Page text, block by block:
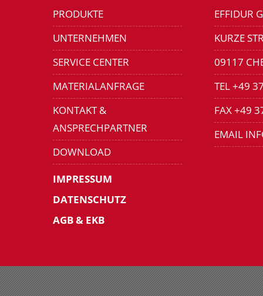
PRODUKTE
UNTERNEHMEN
SERVICE CENTER
MATERIALANFRAGE
KONTAKT &
ANSPRECHPARTNER
DOWNLOAD
IMPRESSUM
DATENSCHUTZ
AGB & EKB
EFFIDUR
KURZE
09117
TEL +49
FAX +49
EMAIL